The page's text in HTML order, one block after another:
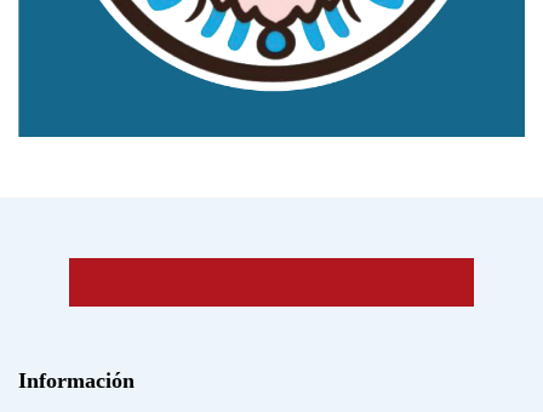
Información